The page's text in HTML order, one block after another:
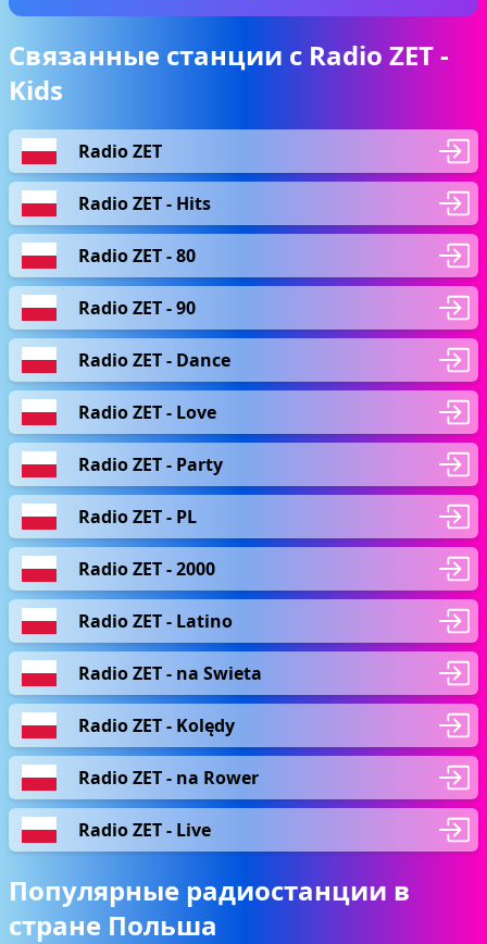
Связанные станции с Radio ZET -
Kids
Radio ZET
Radio ZET - Hits
Radio ZET - 80
Radio ZET - 90
Radio ZET - Dance
Radio ZET - Love
Radio ZET - Party
Radio ZET - PL
Radio ZET - 2000
Radio ZET - Latino
Radio ZET - na Swieta
Radio ZET - Kolędy
Radio ZET - na Rower
Radio ZET - Live
Популярные радиостанции в
стране Польша